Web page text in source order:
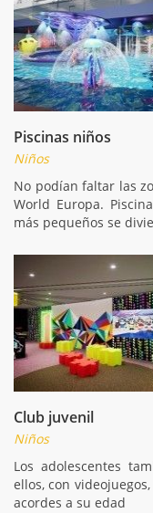
Piscinas niños
Niños
No podían faltar las
World Europa.
más pequeños se
Club juvenil
Niños
Los adolescentes
ellos, con
acordes a su edad